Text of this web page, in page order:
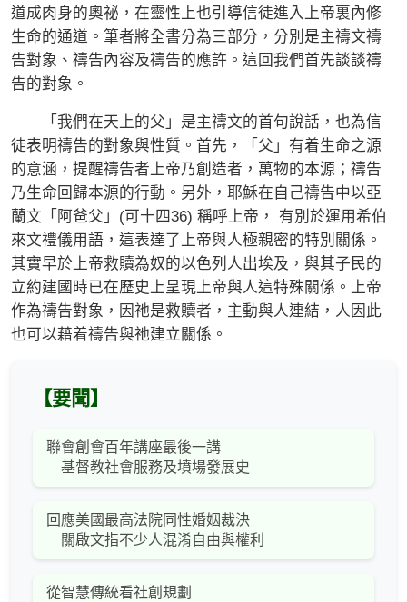
道成肉身的奧祕，在靈性上也引導信徒進入上帝裏內修
生命的通道。筆者將全書分為三部分，分別是主禱文禱
告對象、禱告內容及禱告的應許。這回我們首先談談禱
告的對象。
「我們在天上的父」是主禱文的首句說話，也為信
徒表明禱告的對象與性質。首先，「父」有着生命之源
的意涵，提醒禱告者上帝乃創造者，萬物的本源；禱告
乃生命回歸本源的行動。另外，耶穌在自己禱告中以亞
蘭文「阿爸父」(可十四36) 稱呼上帝， 有別於運用希伯
來文禮儀用語，這表達了上帝與人極親密的特別關係。
其實早於上帝救贖為奴的以色列人出埃及，與其子民的
立約建國時已在歷史上呈現上帝與人這特殊關係。上帝
作為禱告對象，因祂是救贖者，主動與人連結，人因此
也可以藉着禱告與祂建立關係。
【要聞】
聯會創會百年講座最後一講
基督教社會服務及墳場發展史
回應美國最高法院同性婚姻裁決
關啟文指不少人混淆自由與權利
從智慧傳統看社創規劃